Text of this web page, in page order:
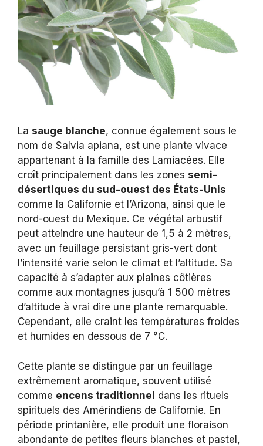
La sauge blanche, connue également sous le
nom de Salvia apiana, est une plante vivace
appartenant à la famille des Lamiacées. Elle
croît principalement dans les zones semi-
désertiques du sud-ouest des États-Unis
comme la Californie et l’Arizona, ainsi que le
nord-ouest du Mexique. Ce végétal arbustif
peut atteindre une hauteur de 1,5 à 2 mètres,
avec un feuillage persistant gris-vert dont
l’intensité varie selon le climat et l’altitude. Sa
capacité à s’adapter aux plaines côtières
comme aux montagnes jusqu’à 1 500 mètres
d’altitude à vrai dire une plante remarquable.
Cependant, elle craint les températures froides
et humides en dessous de 7 °C.
Cette plante se distingue par un feuillage
extrêmement aromatique, souvent utilisé
comme encens traditionnel dans les rituels
spirituels des Amérindiens de Californie. En
période printanière, elle produit une floraison
abondante de petites fleurs blanches et pastel,